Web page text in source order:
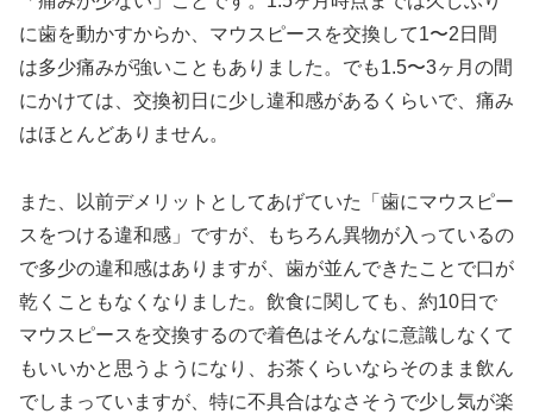
に歯を動かすからか、マウスピースを交換して1〜2日間
は多少痛みが強いこともありました。でも1.5〜3ヶ月の間
にかけては、交換初日に少し違和感があるくらいで、痛み
はほとんどありません。
また、以前デメリットとしてあげていた「歯にマウスピー
スをつける違和感」ですが、もちろん異物が入っているの
で多少の違和感はありますが、歯が並んできたことで口が
乾くこともなくなりました。飲食に関しても、約10日で
マウスピースを交換するので着色はそんなに意識しなくて
もいいかと思うようになり、お茶くらいならそのまま飲ん
でしまっていますが、特に不具合はなさそうで少し気が楽